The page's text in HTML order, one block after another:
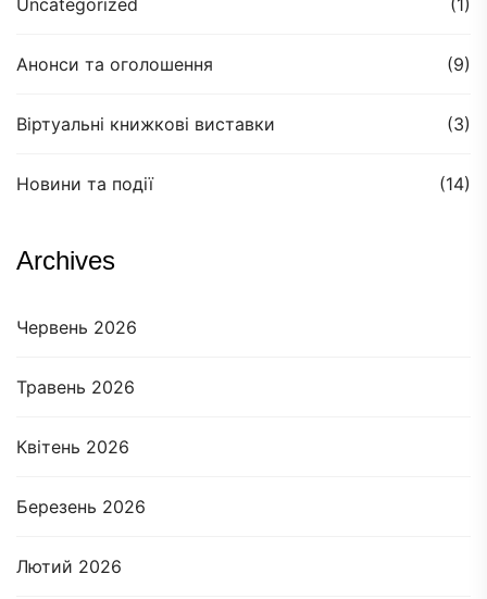
Uncategorized (1)
Анонси та оголошення (9)
Віртуальні книжкові виставки (3)
Новини та події (14)
Archives
Червень 2026
Травень 2026
Квітень 2026
Березень 2026
Лютий 2026